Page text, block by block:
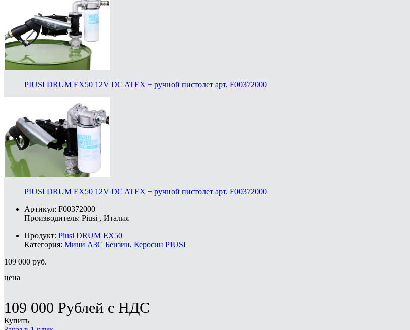
PIUSI DRUM EX50 12V DC ATEX + ручной пистолет арт. F00372000
PIUSI DRUM EX50 12V DC ATEX + ручной пистолет арт. F00372000
Артикул: F00372000
Производитель: Piusi , Италия
Продукт: Piusi DRUM EX50
Категория: Мини АЗС Бензин, Керосин PIUSI
109 000 руб.
цена
109 000 Рублей с НДС
Купить